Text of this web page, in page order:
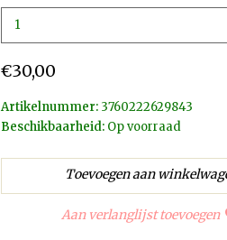
€30,00
Artikelnummer: 3760222629843
Beschikbaarheid: Op voorraad
Aan verlanglijst toevoegen